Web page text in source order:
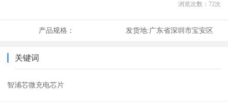
浏览次数： 72次
产品规格： 发货地:广东省深圳市宝安区
关键词
智浦芯微充电芯片